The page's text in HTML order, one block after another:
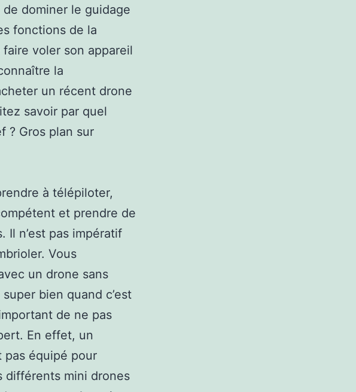
dominer le guidage
fonctions de la
voler son appareil
la
un récent drone
savoir par quel
? Gros plan sur
à télépiloter,
et prendre de
Il n’est pas impératif
Vous
un drone sans
bien quand c’est
de ne pas
En effet, un
pas équipé pour
différents mini drones